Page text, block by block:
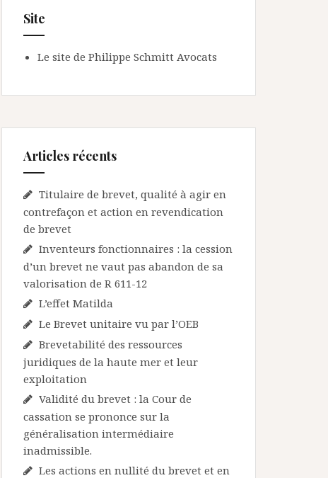
Site
Le site de Philippe Schmitt Avocats
Articles récents
Titulaire de brevet, qualité à agir en
contrefaçon et action en revendication
de brevet
Inventeurs fonctionnaires : la cession
d’un brevet ne vaut pas abandon de sa
valorisation de R 611-12
L’effet Matilda
Le Brevet unitaire vu par l’OEB
Brevetabilité des ressources
juridiques de la haute mer et leur
exploitation
Validité du brevet : la Cour de
cassation se prononce sur la
généralisation intermédiaire
inadmissible.
Les actions en nullité du brevet et en